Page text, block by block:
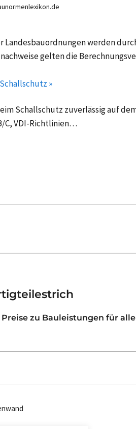
werden
gelten die
»
Schallschutz zuverlässig auf
C, VDI-Richtlinien…
zu Bauleistungen für